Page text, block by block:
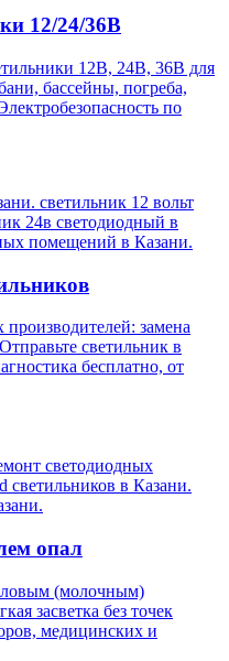
12/24/36В
12В, 24В, 36В для
бассейны, погреба,
по
светильник 12 вольт
24в светодиодный в
помещений в Казани.
замена
светильник в
бесплатно, от
светодиодных
светильников в Казани.
.
опал
(молочным)
засветка без точек
медицинских и